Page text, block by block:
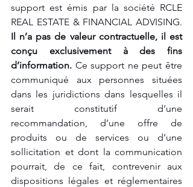
support est émis par la société RCLE
Il n’a pas de valeur contractuelle, il est
conçu exclusivement à des fins
d’information. Ce support ne peut être
communiqué aux personnes situées
dans les juridictions dans lesquelles il
serait constitutif d’une
recommandation, d’une offre de
produits ou de services ou d’une
sollicitation et dont la communication
pourrait, de ce fait, contrevenir aux
dispositions légales et réglementaires